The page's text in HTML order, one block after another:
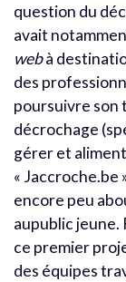
question du
avait
webà
des
poursuivre son
décrochage
gérer et
« Jaccroche.be
encore peu
aupublic jeune.
ce premier
des équipes